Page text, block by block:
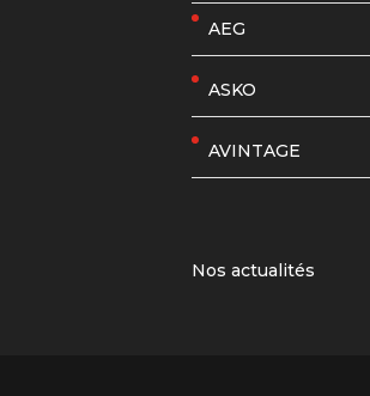
AEG
ASKO
AVINTAGE
Nos actualités